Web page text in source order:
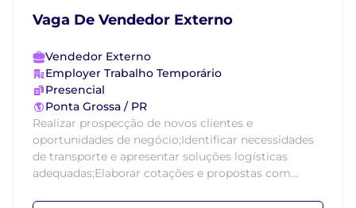
Vaga De Vendedor Externo
Vendedor Externo
Employer Trabalho Temporário
Presencial
Ponta Grossa / PR
Realizar prospecção de novos clientes e
oportunidades de negócio;Identificar necessidades
de transporte e apresentar soluções logísticas
adequadas;Elaborar cotações e propostas com...